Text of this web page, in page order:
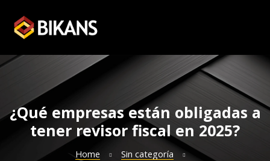
¿Qué empresas están obligadas a
tener revisor fiscal en 2025?
Home
Sin categoría